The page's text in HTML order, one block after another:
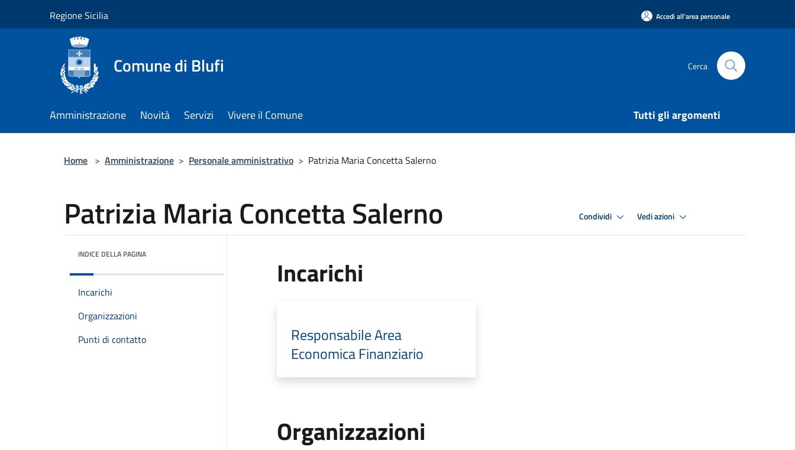
Regione Sicilia Accedi all'area personale
Comune di Blufi Cerca
Amministrazione Novità Servizi Vivere il Comune Tutti gli argomenti
Home > Amministrazione > Personale amministrativo > Patrizia Maria Concetta Salerno
Patrizia Maria Concetta Salerno Condividi Vedi azioni
INDICE DELLA PAGINA
Incarichi
Organizzazioni
Punti di contatto
Incarichi
Responsabile Area
Economica Finanziario
Organizzazioni